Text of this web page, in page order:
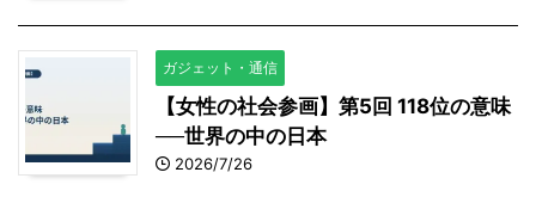
ガジェット・通信
【女性の社会参画】第5回 118位の意味
──世界の中の日本
2026/7/26